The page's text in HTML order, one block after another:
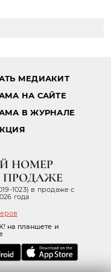
BARRIÈRE
о предстоящем
— первого
состоится 27
Йорка,